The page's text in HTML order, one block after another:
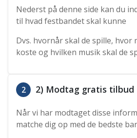
Nederst på denne side kan du
til hvad festbandet skal kunne
Dvs. hvornår skal de spille, hvor
koste og hvilken musik skal de
2 2) Modtag gratis tilbud
Når vi har modtaget disse
matche dig op med de bedste